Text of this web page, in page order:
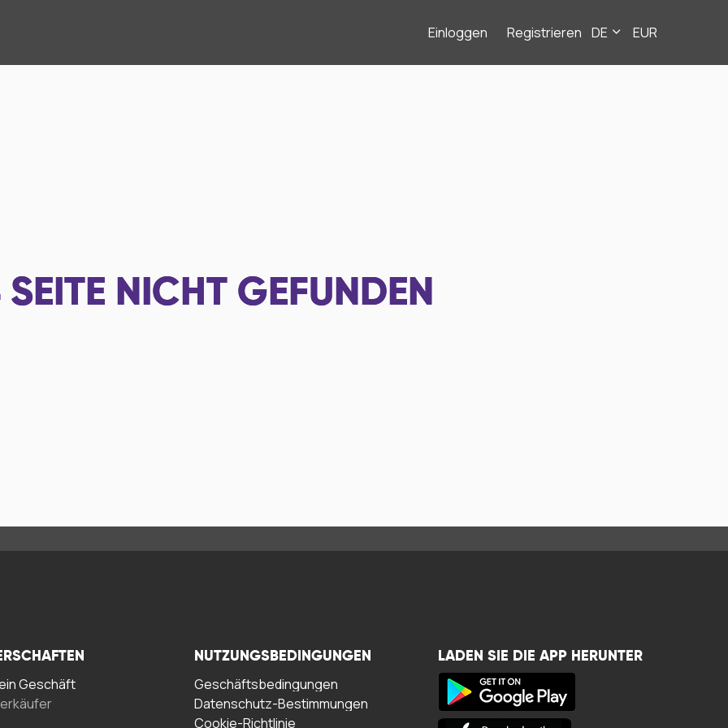
Einloggen Registrieren DE EUR
SEITE NICHT GEFUNDEN
Geschäft
NUTZUNGSBEDINGUNGEN
Geschäftsbedingungen
Datenschutz-Bestimmungen
Cookie-Richtlinie
LADEN SIE DIE APP HERUNTER